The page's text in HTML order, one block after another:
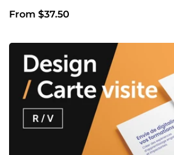
From $37.50